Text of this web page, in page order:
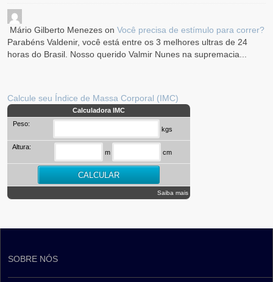
Mário Gilberto Menezes onVocê precisa de estímulo para correr?
Parabéns Valdenir, você está entre os 3 melhores ultras de 24
horas do Brasil. Nosso querido Valmir Nunes na supremacia...
Calcule seu Índice de Massa Corporal (IMC)
Calculadora IMC
Peso:
kgs
Altura:
m cm
Saiba mais
SOBRE NÓS